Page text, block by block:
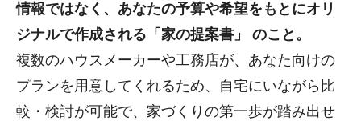
情報ではなく、あなたの予算や希望をもとにオリ
ジナルで作成される「家の提案書」 のこと。
複数のハウスメーカーや工務店が、あなた向けの
プランを用意してくれるため、自宅にいながら比
較・検討が可能で、家づくりの第一歩が踏み出せ